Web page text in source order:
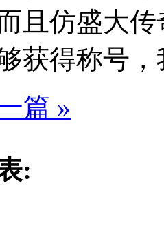
且仿盛大
获得称号
篇 »
: